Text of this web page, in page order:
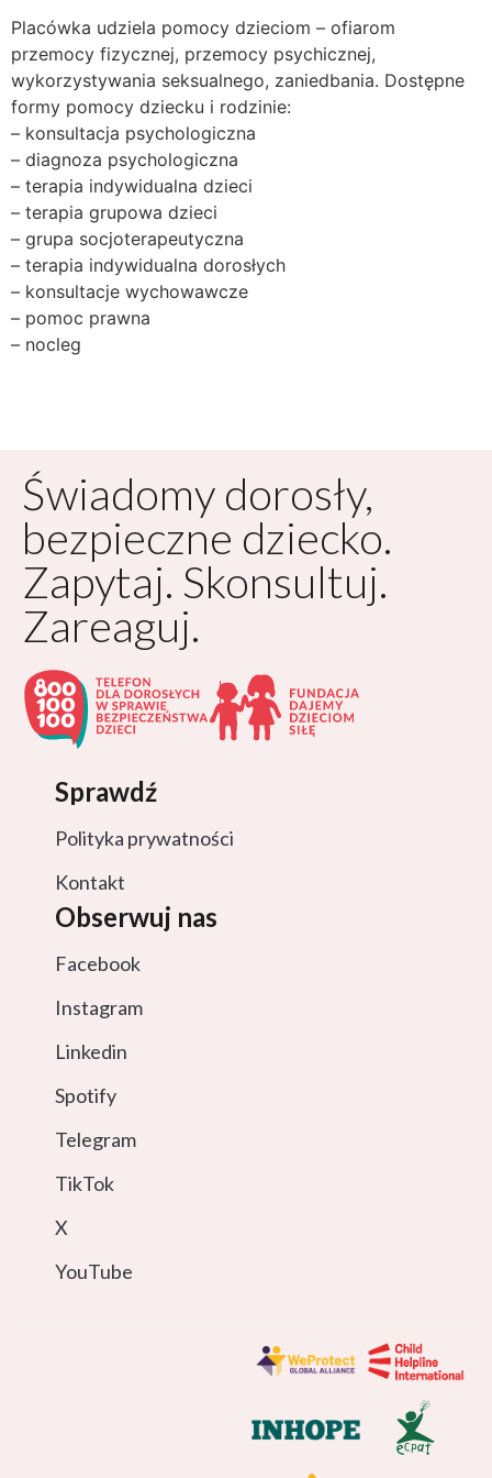
Placówka udziela pomocy dzieciom – ofiarom
przemocy fizycznej, przemocy psychicznej,
wykorzystywania seksualnego, zaniedbania. Dostępne
formy pomocy dziecku i rodzinie:
– konsultacja psychologiczna
– diagnoza psychologiczna
– terapia indywidualna dzieci
– terapia grupowa dzieci
– grupa socjoterapeutyczna
– terapia indywidualna dorosłych
– konsultacje wychowawcze
– pomoc prawna
– nocleg
Świadomy dorosły,
bezpieczne dziecko.
Zapytaj. Skonsultuj.
Zareaguj.
Sprawdź
Polityka prywatności
Kontakt
Obserwuj nas
Facebook
Instagram
Linkedin
Spotify
Telegram
TikTok
X
YouTube